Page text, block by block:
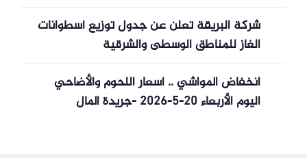
شركة البريقة تعلن عن جدول توزيع أسطوانات
الغاز للمناطق الوسطى والشرقية
انخفاض المواشي .. أسعار اللحوم والأضاحي
اليوم الأربعاء 20-5-2026 -جريدة المال